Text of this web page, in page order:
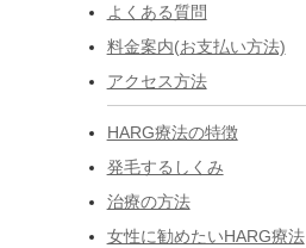
よくある質問
料金案内(お支払い方法)
アクセス方法
HARG療法の特徴
発毛するしくみ
治療の方法
女性に勧めたいHARG療法